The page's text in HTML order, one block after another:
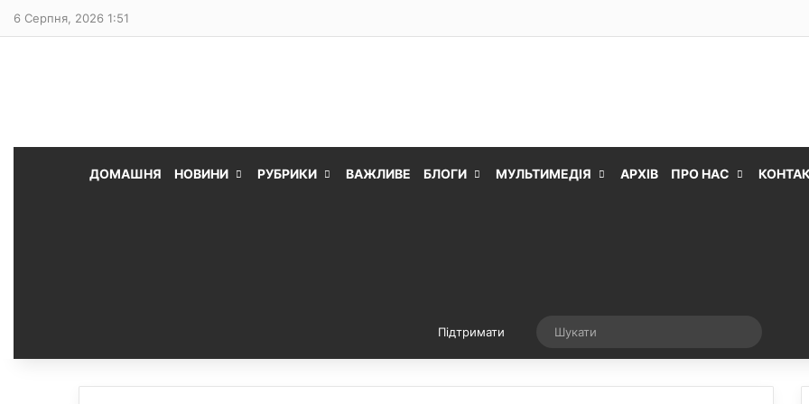
6 Серпня, 2026 1:51
ДОМАШНЯ НОВИНИ РУБРИКИ ВАЖЛИВЕ БЛОГИ МУЛЬТИМЕДІЯ АРХІВ ПРО НАС
Підтримати Випадкова стаття